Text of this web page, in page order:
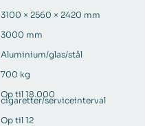
3100 × 2560 × 2420 mm
3000 mm
Aluminium/glas/stål
700 kg
Op til 18.000
cigaretter/serviceinterval
Op til 12